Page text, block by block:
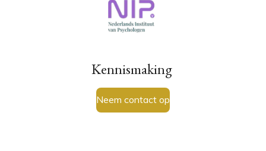
Kennismaking
Neem contact op